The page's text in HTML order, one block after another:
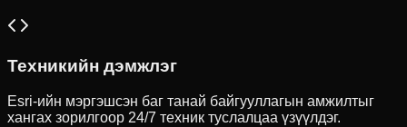
Техникийн дэмжлэг
Esri-ийн мэргэшсэн баг танай байгууллагын амжилтыг
хангах зорилгоор 24/7 техник туслалцаа үзүүлдэг.